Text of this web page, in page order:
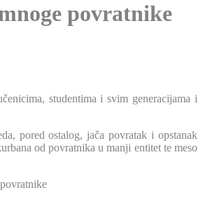
povratnike
studentima i svim generacijama i
pored ostalog, jača povratak i opstanak
od povratnika u manji entitet te meso